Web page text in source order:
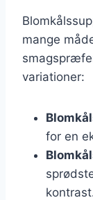
mange
variationer:
for en